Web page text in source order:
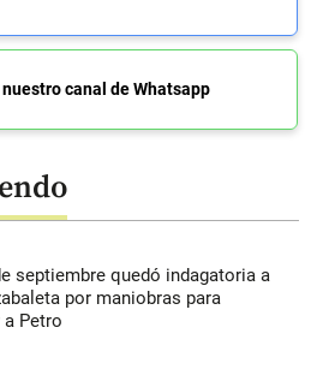
canal de Whatsapp
septiembre quedó indagatoria a
por maniobras para
Petro